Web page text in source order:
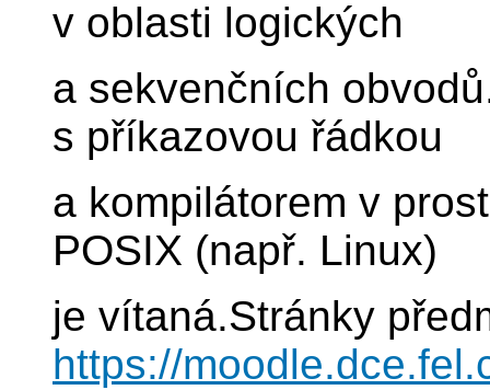
v oblasti logických
a sekvenčních
s příkazovou řádkou
a kompilátorem v
POSIX (např. Linux)
je vítaná.Stránky
https://